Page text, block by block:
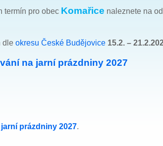
termín pro obec Komařice naleznete na
dle okresu České Budějovice 15.2. –
na jarní prázdniny 2027
jarní prázdniny 2027.